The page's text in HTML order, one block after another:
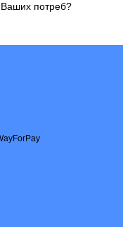
Ваших потреб?